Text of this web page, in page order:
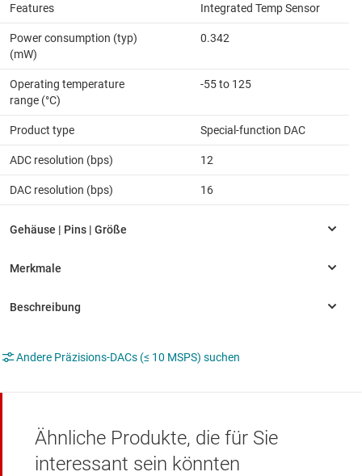
Features Integrated Temp Sensor
Power consumption (typ)
(mW)
0.342
Operating temperature
range (°C)
-55 to 125
Product type Special-function DAC
ADC resolution (bps) 12
DAC resolution (bps) 16
Andere Präzisions-DACs (≤ 10 MSPS) suchen
Ähnliche Produkte, die für Sie
interessant sein könnten